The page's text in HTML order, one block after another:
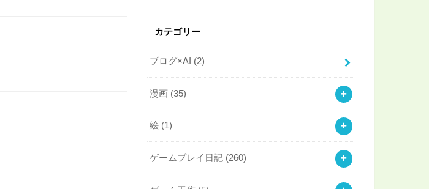
カテゴリー
ブログ×AI (2)
漫画 (35)
絵 (1)
ゲームプレイ日記 (260)